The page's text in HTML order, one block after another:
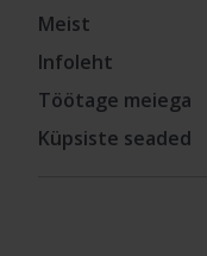
Meist
Infoleht
Töötage meiega
Küpsiste seaded